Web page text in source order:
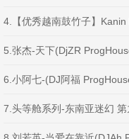
4.【优秀越南鼓竹子】
5.张杰-天下(DjZR
6.小阿七-(DJ阿福
7.头等舱系列-东南亚迷幻